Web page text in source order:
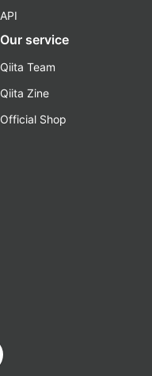
API
Our service
Qiita Team
Qiita Zine
Official Shop